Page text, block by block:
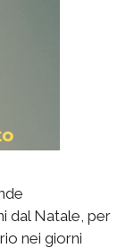
dal Natale, per
nei giorni